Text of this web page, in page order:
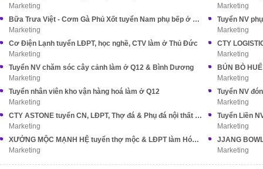
Marketing
Marketing
Bữa Trưa Việt - Cơm Gà Phủ Xốt tuyển Nam phụ bếp ở Tân Bình
Marketing
Marketing
Cơ Điện Lạnh tuyển LĐPT, học nghề, CTV làm ở Thủ Đức
Marketing
CTY
Marketing
Tuyển NV chăm sóc cây cảnh làm ở Q12 & Bình Dương
Marketing
Marketing
Tuyển nhân viên kho vận hàng hoá làm ở Q12
Marketing
Tuyển NV
Marketing
CTY ASTONE tuyển CN, LĐPT, Thợ đá & Phụ đá nội thất XK
Marketing
Marketing
XƯỞNG MỘC MẠNH HỆ tuyển thợ mộc & LĐPT làm Hóc Môn
Marketing
Marketing